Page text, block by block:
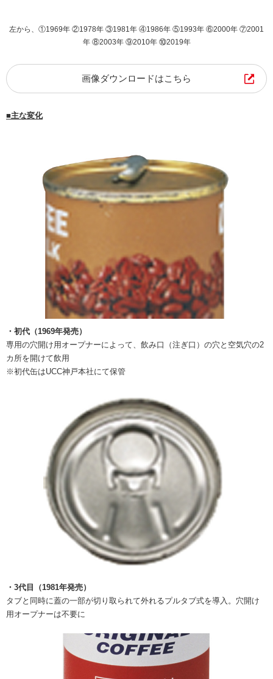
左から、①1969年 ②1978年 ③1981年 ④1986年 ⑤1993年 ⑥2000年 ⑦2001
年 ⑧2003年 ⑨2010年 ⑩2019年
画像ダウンロードはこちら
■主な変化
・初代（1969年発売）
専用の穴開け用オープナーによって、飲み口（注ぎ口）の穴と空気穴の2
カ所を開けて飲用
※初代缶はUCC神戸本社にて保管
・3代目（1981年発売）
タブと同時に蓋の一部が切り取られて外れるプルタブ式を導入。穴開け
用オープナーは不要に